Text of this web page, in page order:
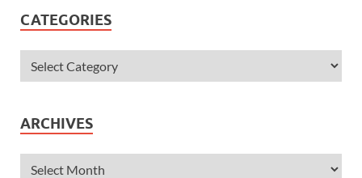
CATEGORIES
ARCHIVES